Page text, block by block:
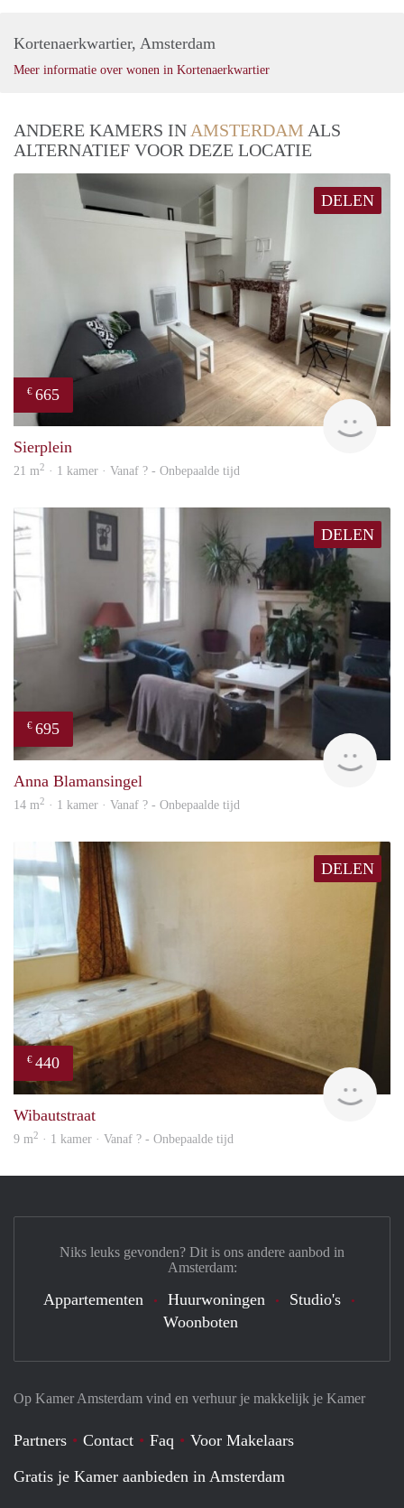
Kortenaerkwartier, Amsterdam
Meer informatie over wonen in Kortenaerkwartier
ANDERE KAMERS IN AMSTERDAM ALS
ALTERNATIEF VOOR DEZE LOCATIE
DELEN
€ 665
Sierplein
21 m2 · 1 kamer · Vanaf ? - Onbepaalde tijd
DELEN
€ 695
Anna Blamansingel
14 m2 · 1 kamer · Vanaf ? - Onbepaalde tijd
DELEN
€ 440
Wibautstraat
9 m2 · 1 kamer · Vanaf ? - Onbepaalde tijd
Op Kamer Amsterdam vind en verhuur je makkelijk je Kamer
Partners Contact Faq
Voor Makelaars
Gratis je Kamer aanbieden in Amsterdam
Niks leuks gevonden? Dit is ons andere aanbod in
Amsterdam:
Appartementen Huurwoningen
Studio's
Woonboten